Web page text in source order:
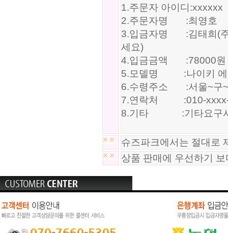
1.주문자 아이디:xxxxxx
2.주문자명 :최영호
3.입금자명 :김태희(주
세요)
4.입금금액 :78000원
5.모델명 :나이키 에
6.수령주소 :서울~구~
7.연락처 :010-
8.기타 :기타요구사
※ ※ 슈즈파크에서는 절대로
※ ※ 상품 판매에 우선하기